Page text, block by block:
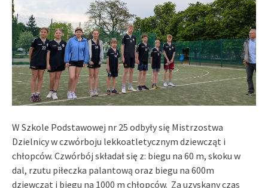
W Szkole Podstawowej nr 25 odbyły się Mistrzostwa
Dzielnicy w czwórboju lekkoatletycznym dziewcząt i
chłopców. Czwórbój składał się z: biegu na 60 m, skoku w
dal, rzutu piłeczka palantową oraz biegu na 600m
dziewcząt i biegu na 1000 m chłopców. Za uzyskany czas